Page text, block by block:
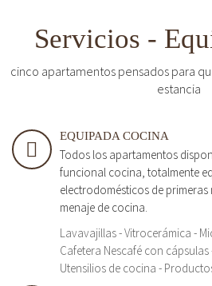
Servicios -
cinco apartamentos pensados para
estancia
EQUIPADA COCINA
Todos los apartamentos
funcional cocina, totalmente
electrodomésticos de
menaje de cocina.
Lavavajillas - Vitrocerámica -
Cafetera Nescafé con cápsulas
Utensilios de cocina -